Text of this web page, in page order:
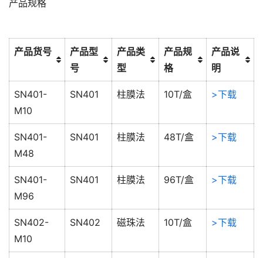
产品规格
产品货号
产品型
号
产品类
型
产品规
格
产品说
明
SN401-
M10
SN401 柱膜法 10T/盒 >下载
SN401-
M48
SN401 柱膜法 48T/盒 >下载
SN401-
M96
SN401 柱膜法 96T/盒 >下载
SN402-
M10
SN402 磁珠法 10T/盒 >下载